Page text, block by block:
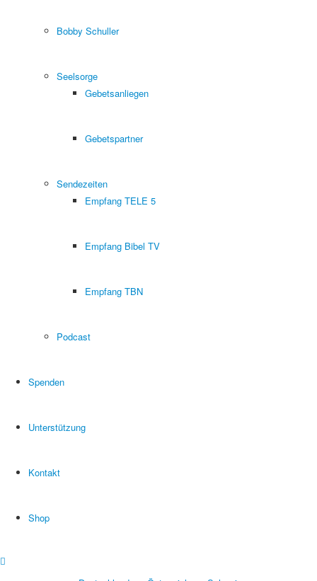
Bobby Schuller
Seelsorge
Gebetsanliegen
Gebetspartner
Sendezeiten
Empfang TELE 5
Empfang Bibel TV
Empfang TBN
Podcast
Spenden
Unterstützung
Kontakt
Shop